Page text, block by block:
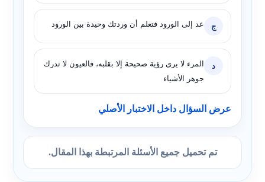
ج عد إلى الورود فتعلم أن وردتك وحيدة بين الورود
د
المرء لا يرى رؤية صحيحة إلا بقلبه، فالعيون لا تدرك
جوهر الأشياء
عرض السؤال داخل الاختبار الأصلي
تم تحميل جميع الأسئلة المرتبطة بهذا المقال.